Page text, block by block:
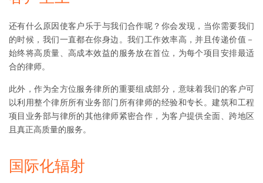
还有什么原因使客户乐于与我们合作呢？你会发现，当你需要我们
的时候，我们一直都在你身边。我们工作效率高，并且传递价值－
始终将高质量、高成本效益的服务放在首位，为每个项目安排最适
合的律师。
此外，作为全方位服务律所的重要组成部分，意味着我们的客户可
以利用整个律所所有业务部门所有律师的经验和专长。建筑和工程
项目业务部与律所的其他律师紧密合作，为客户提供全面、跨地区
且真正高质量的服务。
国际化辐射